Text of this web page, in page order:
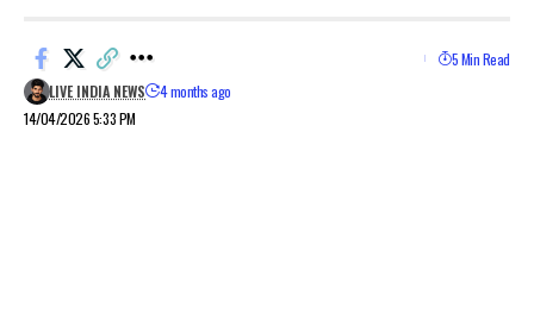
14/04/2026 5:33 PM
LIVE INDIA NEWS 4 months ago
5 Min Read